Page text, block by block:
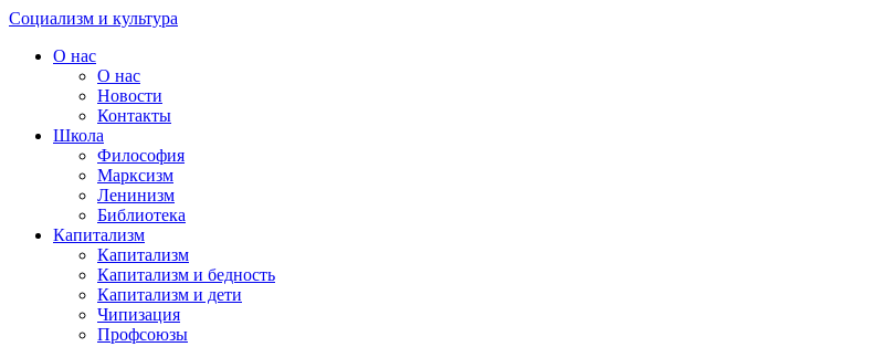
Skip
content
Социализм и культура
О нас
О нас
Новости
Контакты
Школа
Философия
Марксизм
Ленинизм
Библиотека
Капитализм
Капитализм
Капитализм и бедность
Капитализм и дети
Чипизация
Профсоюзы